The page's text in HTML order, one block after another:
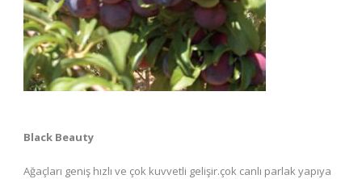
Black Beauty
Ağaçları geniş hızlı ve çok kuvvetli gelişir.çok canlı parlak yapıya